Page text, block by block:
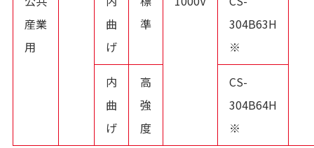
産業
用
曲
げ
準
304B63H
※
内
曲
げ
高
強
度
CS-
304B64H
※